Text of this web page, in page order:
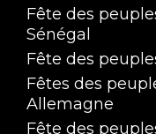
Fête des
Sénégal
Fête des
Fêtes des
Allemagne
Fête des